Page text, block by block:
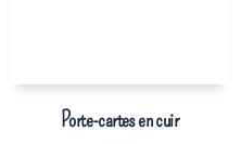
Porte-cartes en cuir